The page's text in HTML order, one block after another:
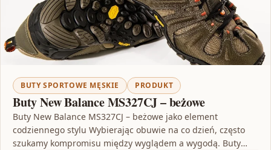
BUTY SPORTOWE MĘSKIE PRODUKT
Buty New Balance MS327CJ – beżowe
Buty New Balance MS327CJ – beżowe jako element
codziennego stylu Wybierając obuwie na co dzień, często
szukamy kompromisu między wyglądem a wygodą. Buty